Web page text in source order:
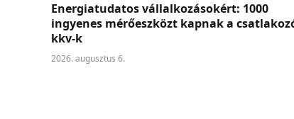
Energiatudatos vállalkozásokért: 1000
ingyenes mérőeszközt kapnak a
kkv-k
2026. augusztus 6.